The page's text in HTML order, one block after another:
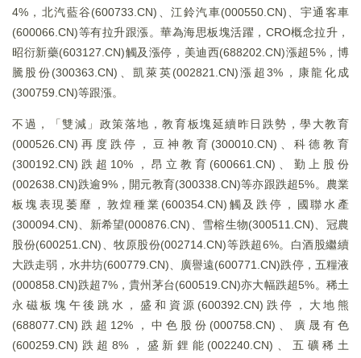
4%，北汽藍谷(600733.CN)、江鈴汽車(000550.CN)、宇通客車
(600066.CN)等有拉升跟漲。華為海思板塊活躍，CRO概念拉升，
昭衍新藥(603127.CN)觸及漲停，美迪西(688202.CN)漲超5%，博
騰股份(300363.CN)、凱萊英(002821.CN)漲超3%，康龍化成
(300759.CN)等跟漲。
不過，「雙減」政策落地，教育板塊延續昨日跌勢，學大教育
(000526.CN)再度跌停，豆神教育(300010.CN)、科德教育
(300192.CN)跌超10%，昂立教育(600661.CN)、勤上股份
(002638.CN)跌逾9%，開元教育(300338.CN)等亦跟跌超5%。農業
板塊表現萎靡，敦煌種業(600354.CN)觸及跌停，國聯水產
(300094.CN)、新希望(000876.CN)、雪榕生物(300511.CN)、冠農
股份(600251.CN)、牧原股份(002714.CN)等跌超6%。白酒股繼續
大跌走弱，水井坊(600779.CN)、廣譽遠(600771.CN)跌停，五糧液
(000858.CN)跌超7%，貴州茅台(600519.CN)亦大幅跌超5%。稀土
永磁板塊午後跳水，盛和資源(600392.CN)跌停，大地熊
(688077.CN)跌超12%，中色股份(000758.CN)、廣晟有色
(600259.CN)跌超8%，盛新鋰能(002240.CN)、五礦稀土